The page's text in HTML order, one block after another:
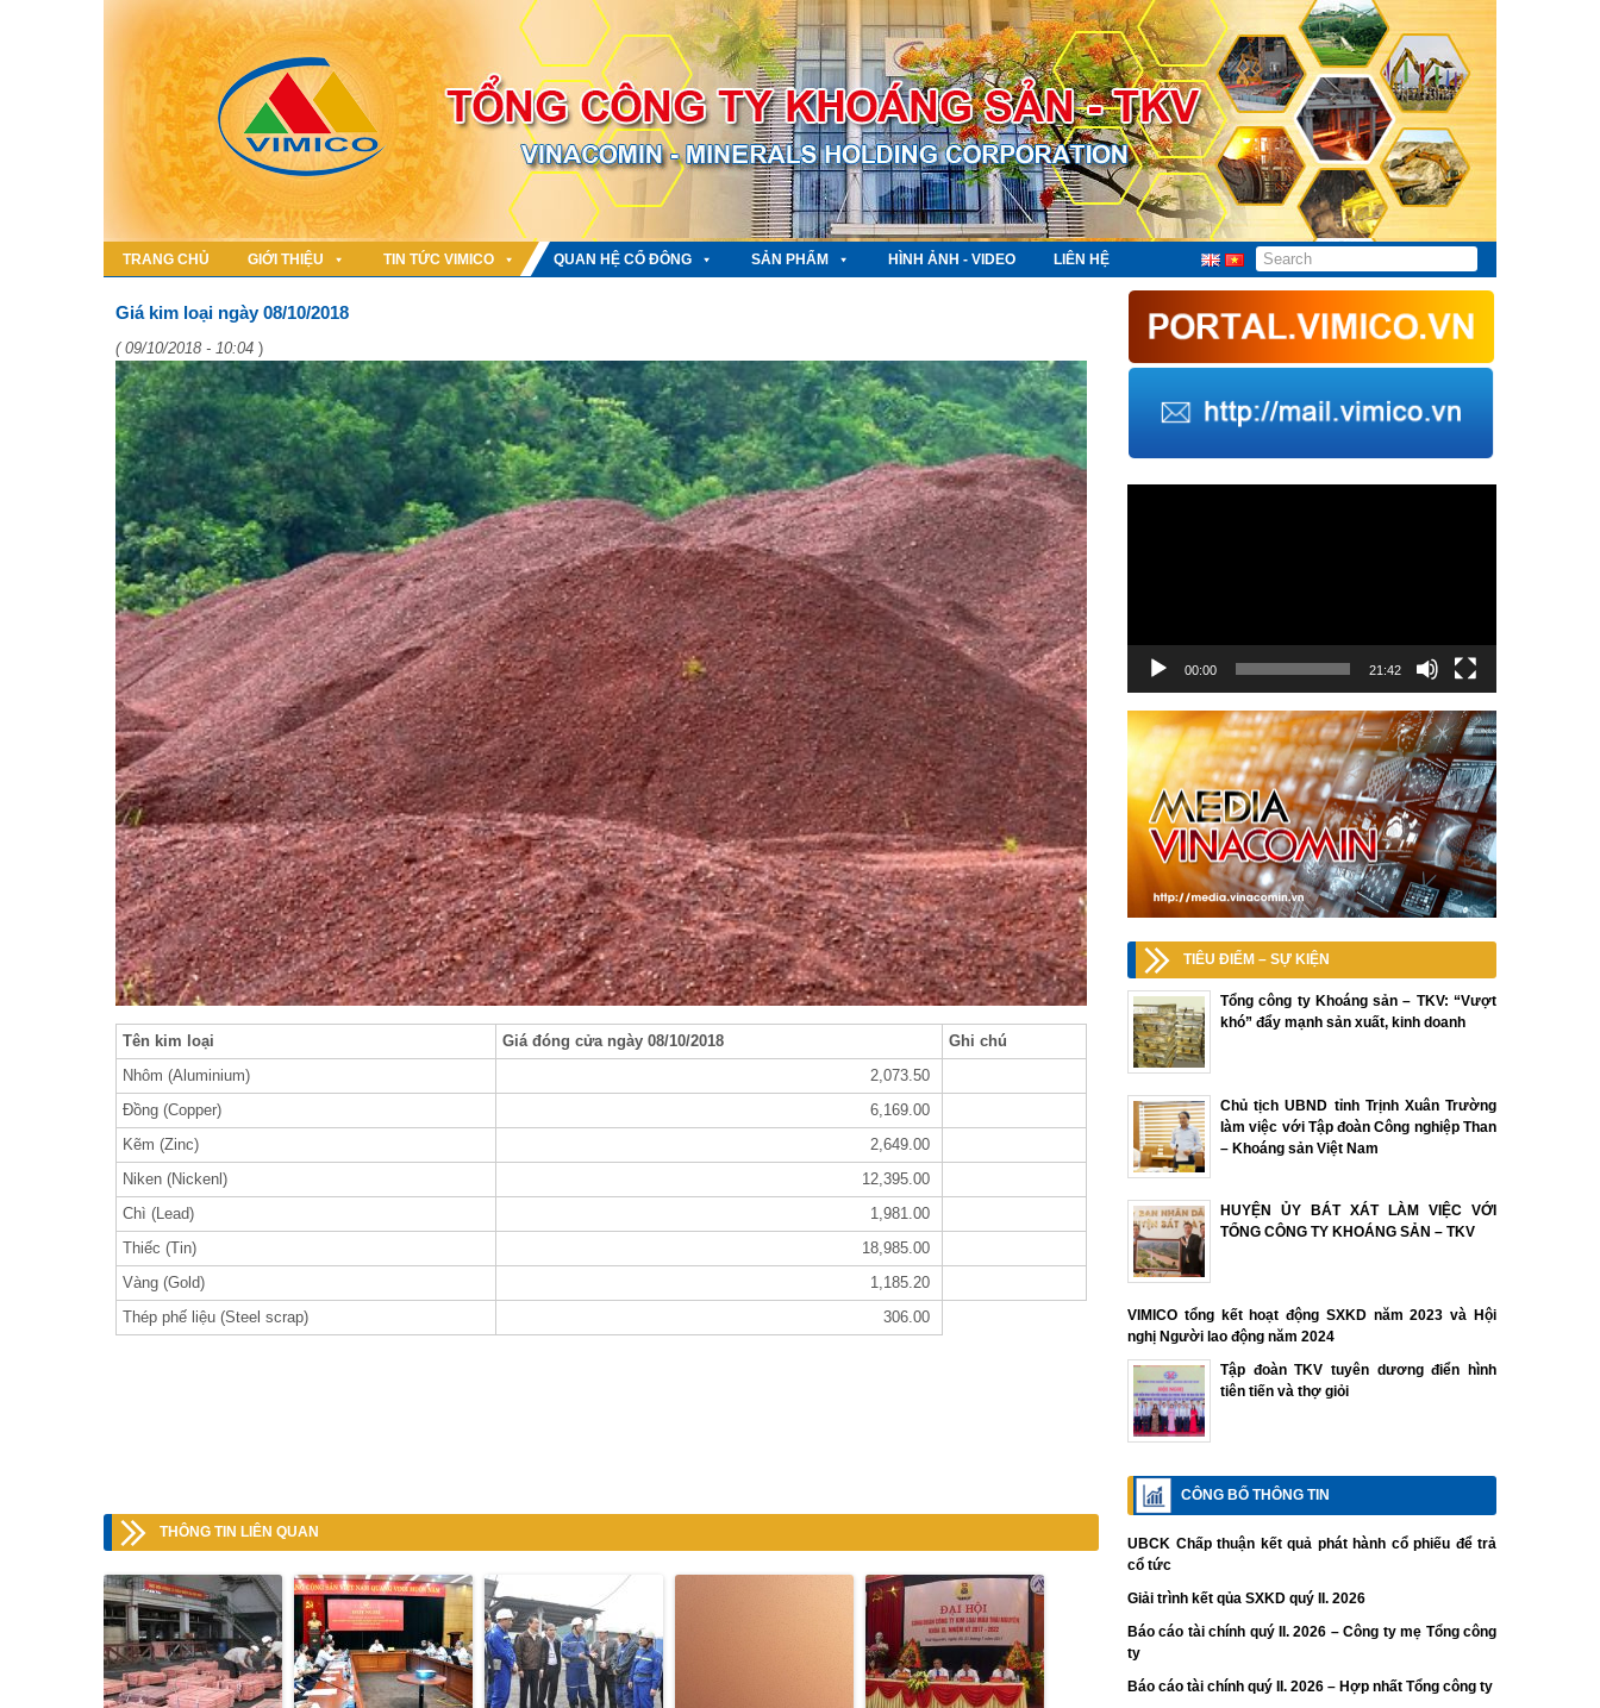
TRANG CHỦ GIỚI THIỆU TIN TỨC VIMICO QUAN HỆ CỔ ĐÔNG SẢN PHẨM HÌNH ẢNH - VIDEO LIÊN HỆ
Giá kim loại ngày 08/10/2018
( 09/10/2018 - 10:04 )
Tên kim loại Giá đóng cửa ngày 08/10/2018
Ghi chú
Nhôm (Aluminium)
2,073.50
Đồng (Copper)
6,169.00
Kẽm (Zinc)
2,649.00
Niken (Nickenl)
12,395.00
Chì (Lead)
1,981.00
Thiếc (Tin)
18,985.00
Vàng (Gold)
1,185.20
Thép phế liệu (Steel scrap)
306.00
THÔNG TIN LIÊN QUAN
00:00 21:42
TIÊU ĐIỂM – SỰ KIỆN
Tổng công ty Khoáng sản – TKV: “Vượt
khó” đẩy mạnh sản xuất, kinh doanh
Chủ tịch UBND tỉnh Trịnh Xuân Trường
làm việc với Tập đoàn Công nghiệp Than
– Khoáng sản Việt Nam
HUYỆN ỦY BÁT XÁT LÀM VIỆC VỚI
TỔNG CÔNG TY KHOÁNG SẢN – TKV
VIMICO tổng kết hoạt động SXKD năm 2023 và Hội
nghị Người lao động năm 2024
Tập đoàn TKV tuyên dương điển hình
tiên tiến và thợ giỏi
CÔNG BỐ THÔNG TIN
UBCK Chấp thuận kết quả phát hành cổ phiếu để trả
cổ tức
Giải trình kết qủa SXKD quý II. 2026
Báo cáo tài chính quý II. 2026 – Công ty mẹ Tổng công
ty
Báo cáo tài chính quý II. 2026 – Hợp nhất Tổng công ty